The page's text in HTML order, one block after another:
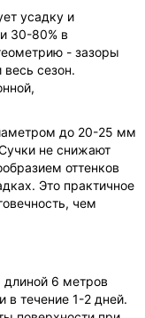
усадку и
30-80% в
- зазоры
сезон.
до 20-25 мм
не снижают
оттенков
Это практичное
чем
длиной 6 метров
в течение 1-2 дней.